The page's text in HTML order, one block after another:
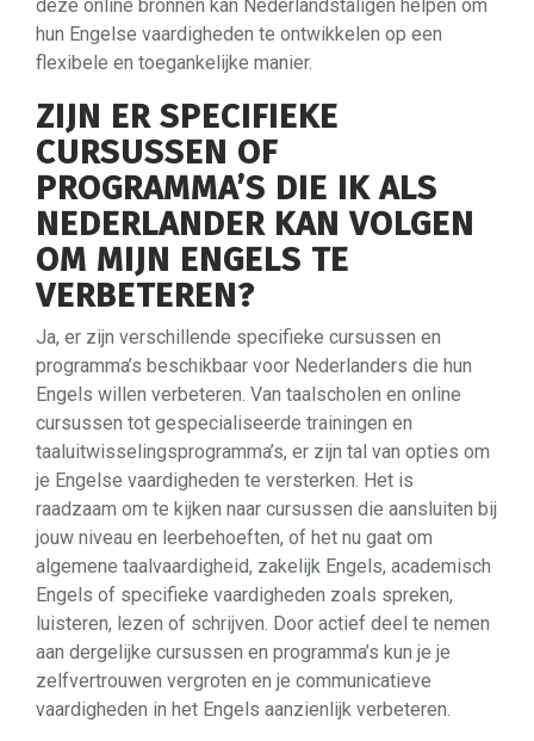
deze online bronnen kan Nederlandstaligen helpen om
hun Engelse vaardigheden te ontwikkelen op een
flexibele en toegankelijke manier.
ZIJN ER SPECIFIEKE
CURSUSSEN OF
PROGRAMMA’S DIE IK ALS
NEDERLANDER KAN VOLGEN
OM MIJN ENGELS TE
VERBETEREN?
Ja, er zijn verschillende specifieke cursussen en
programma’s beschikbaar voor Nederlanders die hun
Engels willen verbeteren. Van taalscholen en online
cursussen tot gespecialiseerde trainingen en
taaluitwisselingsprogramma’s, er zijn tal van opties om
je Engelse vaardigheden te versterken. Het is
raadzaam om te kijken naar cursussen die aansluiten bij
jouw niveau en leerbehoeften, of het nu gaat om
algemene taalvaardigheid, zakelijk Engels, academisch
Engels of specifieke vaardigheden zoals spreken,
luisteren, lezen of schrijven. Door actief deel te nemen
aan dergelijke cursussen en programma’s kun je je
zelfvertrouwen vergroten en je communicatieve
vaardigheden in het Engels aanzienlijk verbeteren.